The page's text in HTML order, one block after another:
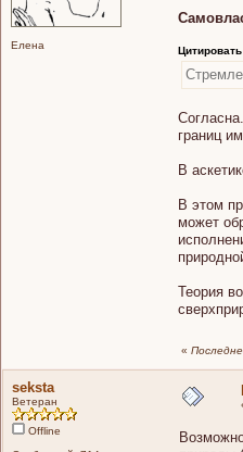
Елена Цитировать
границ
В
В этом
может
Теория
«
seksta
Ветеран
Offline